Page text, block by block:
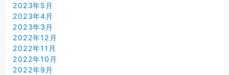
2023年5月
2023年4月
2023年3月
2022年12月
2022年11月
2022年10月
2022年9月